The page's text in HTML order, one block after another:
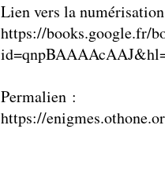
Lien vers la
https://books.google.fr/
Permalien :
https://